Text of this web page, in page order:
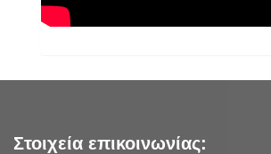
Στοιχεία επικοινωνίας: